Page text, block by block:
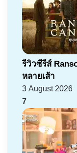
รีวิวซีรีส์
หลายเส้า
3 August 2026
7